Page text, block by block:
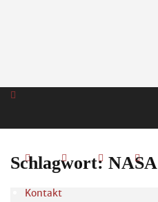
Kontakt
Schlagwort: NASA